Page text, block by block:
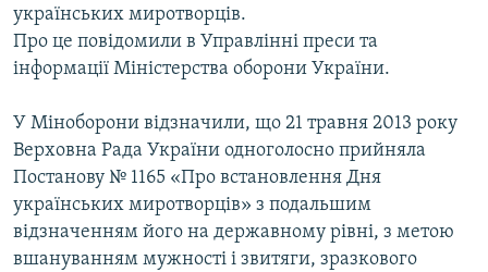
українських миротворців.
Про це повідомили в Управлінні преси та
інформації Міністерства оборони України.
У Міноборони відзначили, що 21 травня 2013 року
Верховна Рада України одноголосно прийняла
Постанову № 1165 «Про встановлення Дня
українських миротворців» з подальшим
відзначенням його на державному рівні, з метою
вшануванням мужності і звитяги, зразкового